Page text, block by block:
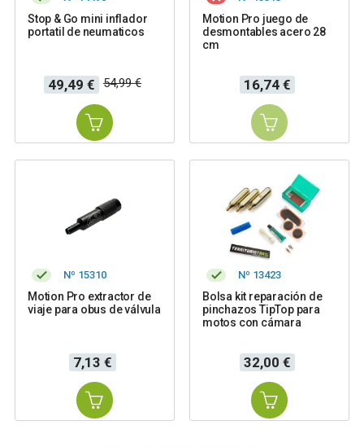
Stop & Go mini inflador
portatil de neumaticos
Precio
49,49 €
Precio
base
54,99 €
Motion Pro juego de
desmontables acero 28
cm
Precio
16,74 €
Nº 15310
Motion Pro extractor de
viaje para obus de válvula
Precio
7,13 €
Nº 13423
Bolsa kit reparación de
pinchazos TipTop para
motos con cámara
Precio
32,00 €